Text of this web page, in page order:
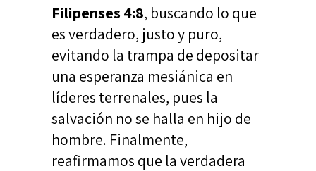
Filipenses 4:8, buscando lo que
es verdadero, justo y puro,
evitando la trampa de depositar
una esperanza mesiánica en
líderes terrenales, pues la
salvación no se halla en hijo de
hombre. Finalmente,
reafirmamos que la verdadera